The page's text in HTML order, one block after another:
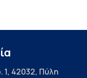
42032, Πύλη